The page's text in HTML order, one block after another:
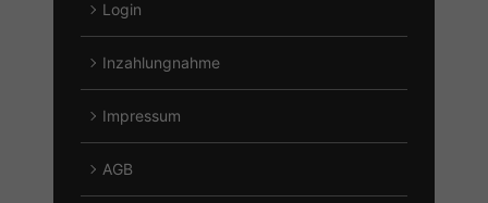
Login
Inzahlungnahme
Impressum
AGB